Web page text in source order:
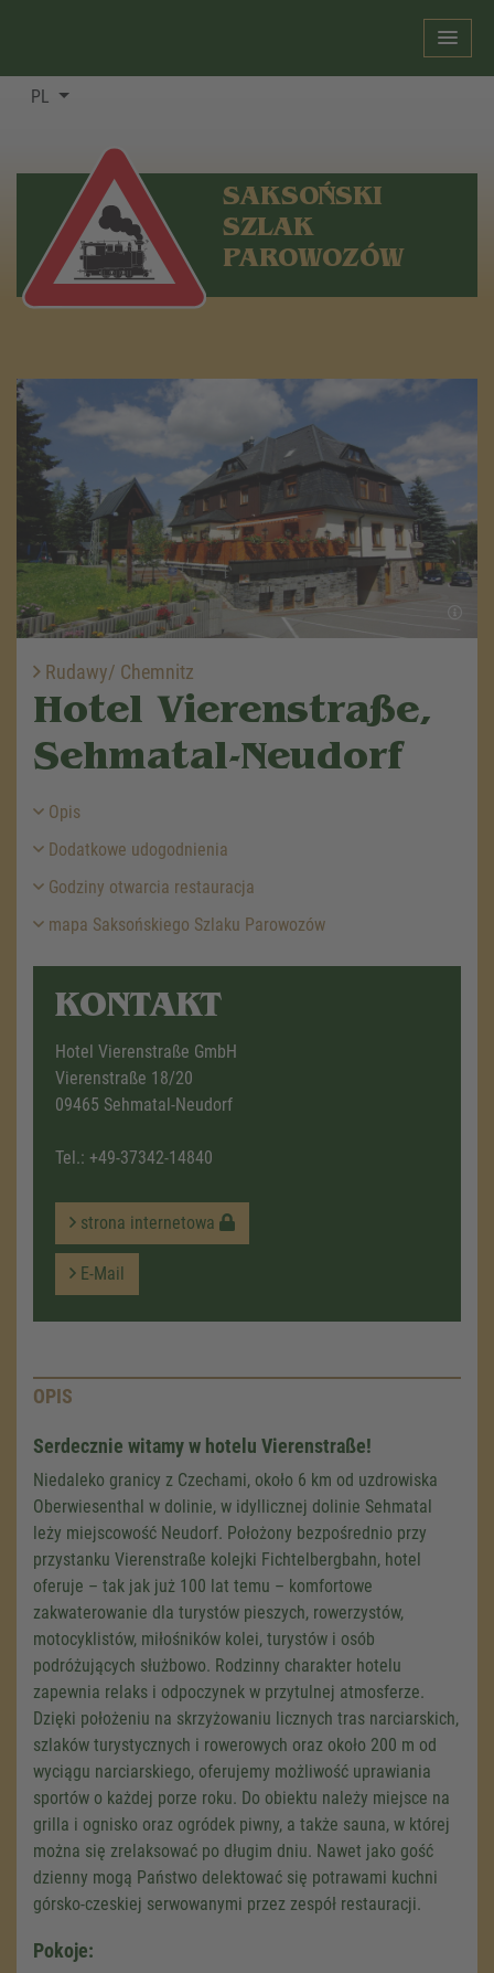
PL
SAKSOŃSKI
SZLAK
PAROWOZÓW
Rudawy/ Chemnitz
Hotel Vierenstraße,
Sehmatal-Neudorf
Opis
Dodatkowe udogodnienia
Godziny otwarcia restauracja
mapa Saksońskiego Szlaku Parowozów
KONTAKT
Hotel Vierenstraße GmbH
Vierenstraße 18/20
09465 Sehmatal-Neudorf
Tel.: +49-37342-14840
strona internetowa
E-Mail
OPIS
Serdecznie witamy w hotelu Vierenstraße!
Niedaleko granicy z Czechami, około 6 km od uzdrowiska
Oberwiesenthal w dolinie, w idyllicznej dolinie Sehmatal
leży miejscowość Neudorf. Położony bezpośrednio przy
przystanku Vierenstraße kolejki Fichtelbergbahn, hotel
oferuje – tak jak już 100 lat temu – komfortowe
zakwaterowanie dla turystów pieszych, rowerzystów,
motocyklistów, miłośników kolei, turystów i osób
podróżujących służbowo. Rodzinny charakter hotelu
zapewnia relaks i odpoczynek w przytulnej atmosferze.
Dzięki położeniu na skrzyżowaniu licznych tras narciarskich,
szlaków turystycznych i rowerowych oraz około 200 m od
wyciągu narciarskiego, oferujemy możliwość uprawiania
sportów o każdej porze roku. Do obiektu należy miejsce na
grilla i ognisko oraz ogródek piwny, a także sauna, w której
można się zrelaksować po długim dniu. Nawet jako gość
dzienny mogą Państwo delektować się potrawami kuchni
górsko-czeskiej serwowanymi przez zespół restauracji.
Pokoje: